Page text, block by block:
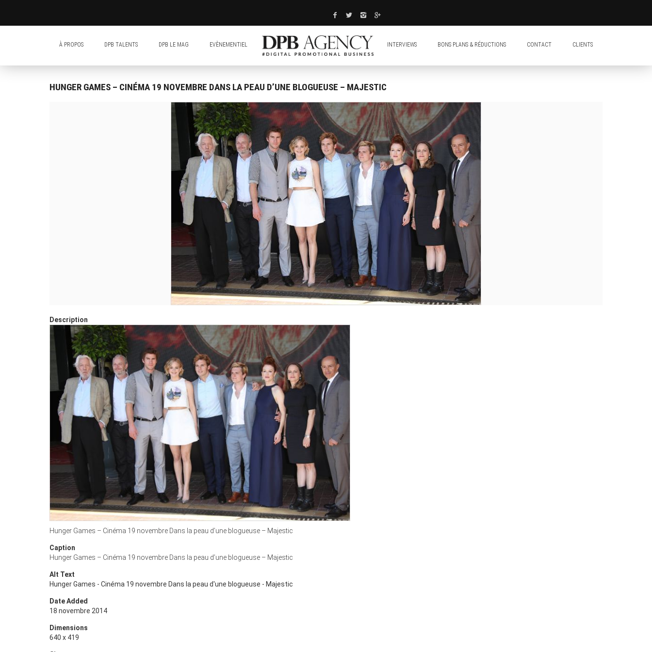
À PROPOS DPB TALENTS DPB LE MAG EVÈNEMENTIEL INTERVIEWS BONS PLANS & RÉDUCTIONS CONTACT CLIENTS
HUNGER GAMES – CINÉMA 19 NOVEMBRE DANS LA PEAU D’UNE BLOGUEUSE – MAJESTIC
Description
Hunger Games – Cinéma 19 novembre Dans la peau d’une blogueuse – Majestic
Caption
Hunger Games – Cinéma 19 novembre Dans la peau d’une blogueuse – Majestic
Alt Text
Hunger Games - Cinéma 19 novembre Dans la peau d'une blogueuse - Majestic
Date Added
18 novembre 2014
Dimensions
640 x 419